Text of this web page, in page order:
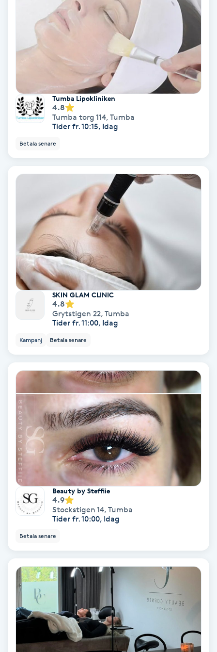
Ansiktsbehandling djuprengörande
Babylights
Bambumassage
Barnklippning
Bottenfärg
Brynformning
Brynfärgning
Brynplockning
Coachning
Color correction
Cryoterapi
Damklippning
Dermapen
Enzympeeling
Extensions
Tumba Lipokliniken
4.8
Tumba torg 114, Tumba
Tider fr. 10:15, Idag
Betala senare
SKIN GLAM CLINIC
4.8
Grytstigen 22, Tumba
Tider fr. 11:00, Idag
Kampanj Betala senare
Beauty by Steffiie
4.9
Stockstigen 14, Tumba
Tider fr. 10:00, Idag
Betala senare